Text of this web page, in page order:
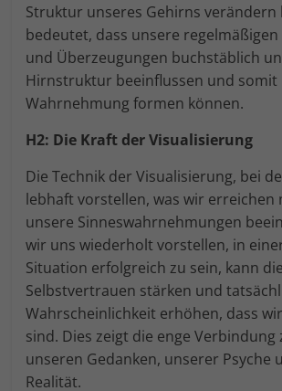
Struktur unseres Gehirns verändern
bedeutet, dass unsere
und Überzeugungen buchstäblich
Hirnstruktur beeinflussen und somit
Wahrnehmung formen können.
H2: Die Kraft der Visualisierung
Die Technik der Visualisierung, bei
lebhaft vorstellen, was wir erreichen
unsere Sinneswahrnehmungen
wir uns wiederholt vorstellen, in
Situation erfolgreich zu sein, kann
Selbstvertrauen stärken und
Wahrscheinlichkeit erhöhen, dass
sind. Dies zeigt die enge Verbindung
unseren Gedanken, unserer Psyche
Realität.